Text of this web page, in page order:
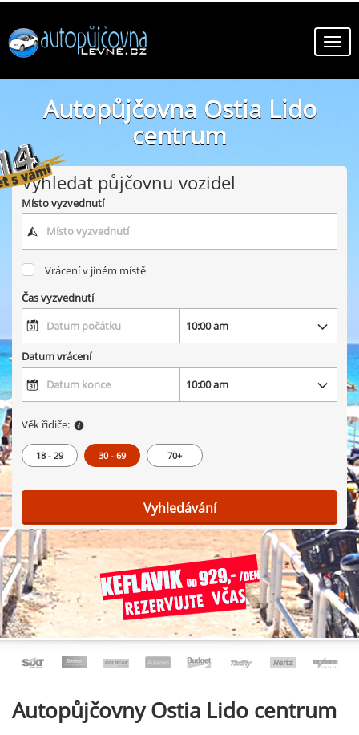
Autopůjčovna Ostia Lido
centrum
online autopůjčovny ve městě Ostia Lido centrum
Vyhledat půjčovnu vozidel
Místo vyzvednutí
Vrácení v jiném místě
Čas vyzvednutí
Datum vrácení
Věk řidiče:
18 - 29 30 - 69 70+
Vyhledávání
AutopůjčovnyOstia Lido centrum